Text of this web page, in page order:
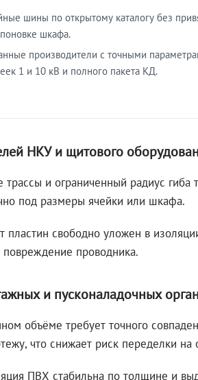
шины по открытому каталогу без
шкафа.
производители с точными
1 и 10 кВ и полного пакета КД.
НКУ и щитового
трассы и ограниченный радиус
под размеры ячейки или шкафа.
пластин свободно уложен в
проводника.
и пусконаладочных
объёме требует точного
что снижает риск переделки на
ПВХ стабильна по толщине и